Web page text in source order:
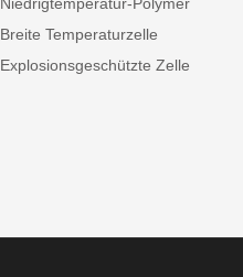
Breite Temperaturzelle
Explosionsgeschützte Zelle